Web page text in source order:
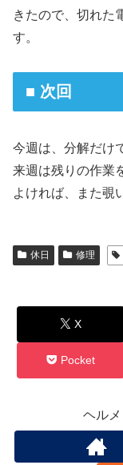
きたので、切れた
す。
■ 次回
今週は、分解だけ
来週は残りの作業
よければ、また覗
休日 修理
X
Pocket
ヘル